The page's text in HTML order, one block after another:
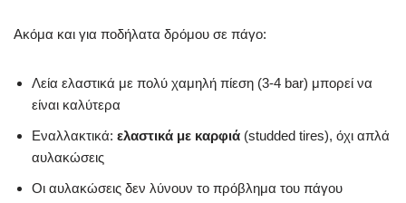
Ακόμα και για ποδήλατα δρόμου σε πάγο:
Λεία ελαστικά με πολύ χαμηλή πίεση (3-4 bar) μπορεί να
είναι καλύτερα
Εναλλακτικά: ελαστικά με καρφιά (studded tires), όχι απλά
αυλακώσεις
Οι αυλακώσεις δεν λύνουν το πρόβλημα του πάγου